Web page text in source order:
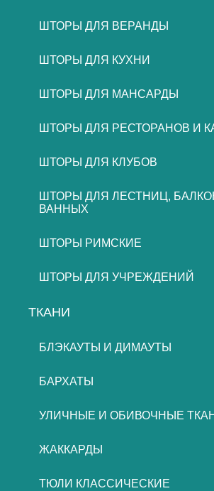
ШТОРЫ ДЛЯ ВЕРАНДЫ
ШТОРЫ ДЛЯ КУХНИ
ШТОРЫ ДЛЯ МАНСАРДЫ
ШТОРЫ ДЛЯ РЕСТОРАНОВ И
ШТОРЫ ДЛЯ КЛУБОВ
ШТОРЫ ДЛЯ ЛЕСТНИЦ,
ВАННЫХ
ШТОРЫ РИМСКИЕ
ШТОРЫ ДЛЯ УЧРЕЖДЕНИЙ
ТКАНИ
БЛЭКАУТЫ И ДИМАУТЫ
БАРХАТЫ
УЛИЧНЫЕ И ОБИВОЧНЫЕ
ЖАККАРДЫ
ТЮЛИ КЛАССИЧЕСКИЕ